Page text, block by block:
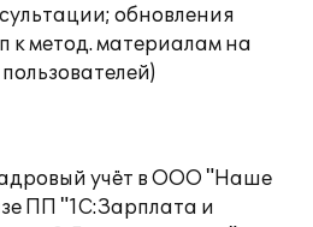
обновления
к метод. материалам на
учёт в ООО "Наше
ПП "1С:Зарплата и